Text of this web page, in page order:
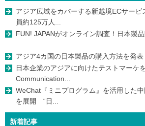
アジア広域をカバーする新越境ECサービ
員約125万人...
FUN! JAPANがオンライン調査！日本製
アジア4カ国の日本製品の購入方法を発
日本企業のアジアに向けたテストマー
Communication...
WeChat『ミニプログラム』を活用した
を展開 “日...
新着記事